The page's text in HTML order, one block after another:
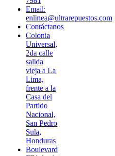
Email:
enlinea@ultrarepuestos.com
Contáctanos
Colonia
Universal,
2da calle
salida
vieja a La
Lima,
frente a la
Casa del
Partido
Nacional,
San Pedro
Sula,
Honduras
Boulevard